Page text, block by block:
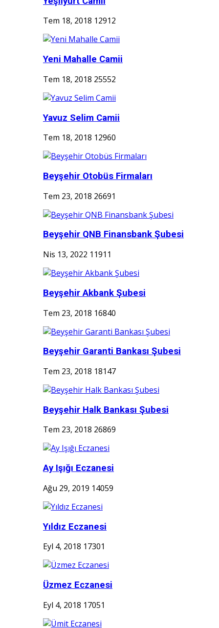
Tem 18, 2018 12912
Yeni Mahalle Camii
Tem 18, 2018 25552
Yavuz Selim Camii
Tem 18, 2018 12960
Beyşehir Otobüs Firmaları
Tem 23, 2018 26691
Beyşehir QNB Finansbank Şubesi
Nis 13, 2022 11911
Beyşehir Akbank Şubesi
Tem 23, 2018 16840
Beyşehir Garanti Bankası Şubesi
Tem 23, 2018 18147
Beyşehir Halk Bankası Şubesi
Tem 23, 2018 26869
Ay Işığı Eczanesi
Ağu 29, 2019 14059
Yıldız Eczanesi
Eyl 4, 2018 17301
Üzmez Eczanesi
Eyl 4, 2018 17051